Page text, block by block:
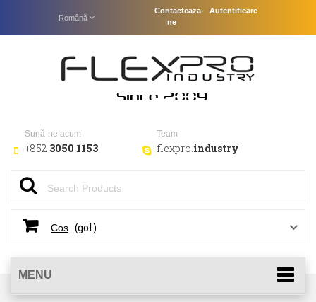
Autentificare
Română
Contacteaza-
ne
Sună-ne acum
+852 3050 1153
Team
flexpro.industry
Cos (gol)
MENU